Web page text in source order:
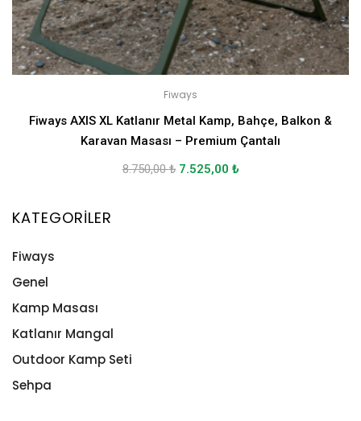
Fiways
Fiways AXIS XL Katlanır Metal Kamp, Bahçe, Balkon &
Karavan Masası – Premium Çantalı
8.750,00₺ 7.525,00 ₺
KATEGORILER
Fiways
Genel
Kamp Masası
Katlanır Mangal
Outdoor Kamp Seti
Sehpa